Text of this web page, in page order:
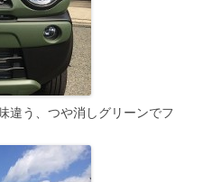
違う、つや消しグリーンでフ